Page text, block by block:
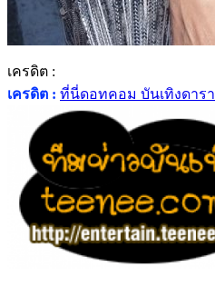
เครดิต :
เครดิต : ที่นี่ดอทคอม บันเทิงดารา